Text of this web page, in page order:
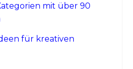
mit über 90
für kreativen